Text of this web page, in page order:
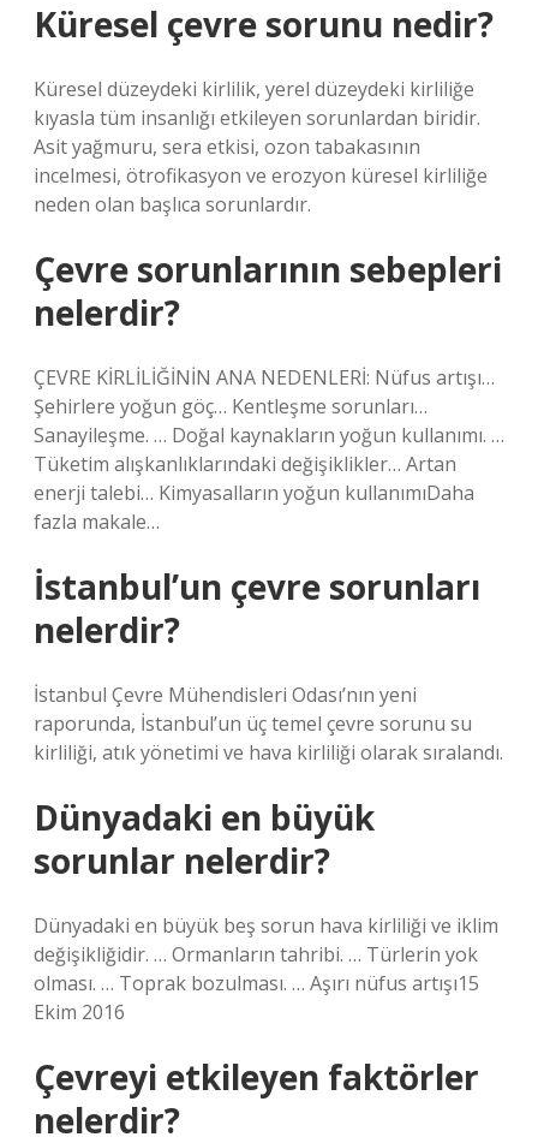
Küresel çevre sorunu nedir?
Küresel düzeydeki kirlilik, yerel düzeydeki kirliliğe
kıyasla tüm insanlığı etkileyen sorunlardan biridir.
Asit yağmuru, sera etkisi, ozon tabakasının
incelmesi, ötrofikasyon ve erozyon küresel kirliliğe
neden olan başlıca sorunlardır.
Çevre sorunlarının sebepleri
nelerdir?
ÇEVRE KİRLİLİĞİNİN ANA NEDENLERİ: Nüfus artışı…
Şehirlere yoğun göç… Kentleşme sorunları…
Sanayileşme. … Doğal kaynakların yoğun kullanımı. …
Tüketim alışkanlıklarındaki değişiklikler… Artan
enerji talebi… Kimyasalların yoğun kullanımıDaha
fazla makale…
İstanbul’un çevre sorunları
nelerdir?
İstanbul Çevre Mühendisleri Odası’nın yeni
raporunda, İstanbul’un üç temel çevre sorunu su
kirliliği, atık yönetimi ve hava kirliliği olarak sıralandı.
Dünyadaki en büyük
sorunlar nelerdir?
Dünyadaki en büyük beş sorun hava kirliliği ve iklim
değişikliğidir. … Ormanların tahribi. … Türlerin yok
olması. … Toprak bozulması. … Aşırı nüfus artışı15
Ekim 2016
Çevreyi etkileyen faktörler
nelerdir?